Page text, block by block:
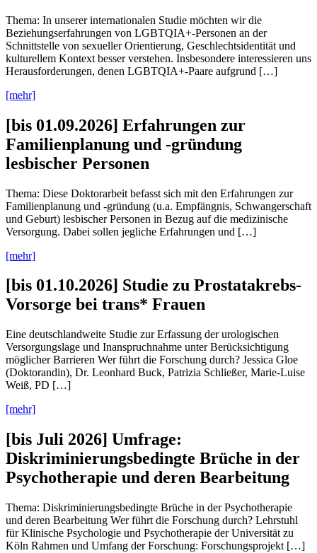
Thema: In unserer internationalen Studie möchten wir die
Beziehungserfahrungen von LGBTQIA+-Personen an der
Schnittstelle von sexueller Orientierung, Geschlechtsidentität und
kulturellem Kontext besser verstehen. Insbesondere interessieren uns
Herausforderungen, denen LGBTQIA+-Paare aufgrund […]
[mehr]
[bis 01.09.2026] Erfahrungen zur
Familienplanung und -gründung
lesbischer Personen
Thema: Diese Doktorarbeit befasst sich mit den Erfahrungen zur
Familienplanung und -gründung (u.a. Empfängnis, Schwangerschaft
und Geburt) lesbischer Personen in Bezug auf die medizinische
Versorgung. Dabei sollen jegliche Erfahrungen und […]
[mehr]
[bis 01.10.2026] Studie zu Prostatakrebs-
Vorsorge bei trans* Frauen
Eine deutschlandweite Studie zur Erfassung der urologischen
Versorgungslage und Inanspruchnahme unter Berücksichtigung
möglicher Barrieren Wer führt die Forschung durch? Jessica Gloe
(Doktorandin), Dr. Leonhard Buck, Patrizia Schließer, Marie-Luise
Weiß, PD […]
[mehr]
[bis Juli 2026] Umfrage:
Diskriminierungsbedingte Brüche in der
Psychotherapie und deren Bearbeitung
Thema: Diskriminierungsbedingte Brüche in der Psychotherapie
und deren Bearbeitung Wer führt die Forschung durch? Lehrstuhl
für Klinische Psychologie und Psychotherapie der Universität zu
Köln Rahmen und Umfang der Forschung: Forschungsprojekt […]